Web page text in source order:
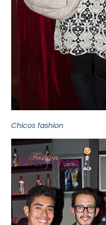
Chicos fashion